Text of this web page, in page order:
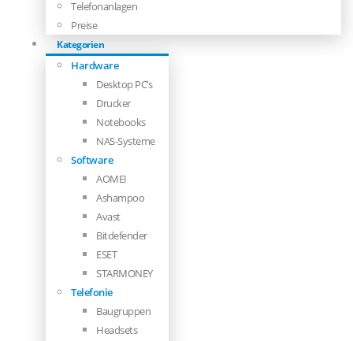
Telefonanlagen
Preise
Kategorien
Hardware
Desktop PC’s
Drucker
Notebooks
NAS-Systeme
Software
AOMEI
Ashampoo
Avast
Bitdefender
ESET
STARMONEY
Telefonie
Baugruppen
Headsets